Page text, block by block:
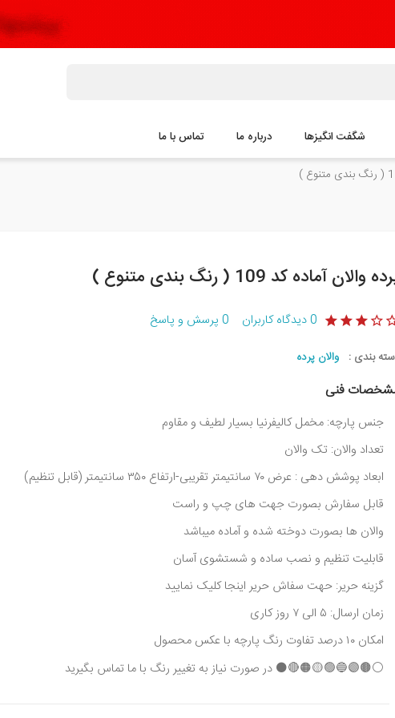
شگفت انگیزها درباره ما تماس با ما
والان آماده کد 109 ( رنگ بندی متنوع )
0دیدگاه کاربران 0 پرسش و پاسخ
بندی : والان پرده
فنی
جنس پارچه: مخمل کالیفرنیا بسیار لطیف و مقاوم
تعداد والان: تک والان
ابعاد پوشش دهی : عرض ۷۰ سانتیمتر تقریبی-ارتفاع ۳۵۰ سانتیمتر (قابل تنظیم)
قابل سفارش بصورت جهت های چپ و راست
والان ها بصورت دوخته شده و آماده میباشد
قابلیت تنظیم و نصب ساده و شستشوی آسان
گزینه حریر: حهت سفاش حریر اینجا کلیک نمایید
زمان ارسال: ۵ الی ۷ روز کاری
امکان ۱۰ درصد تفاوت رنگ پارچه با عکس محصول
⚪🟤🟣🔵🟢🟡🟠🔴⚫ در صورت نیاز به تغییر رنگ با ما تماس بگیرید